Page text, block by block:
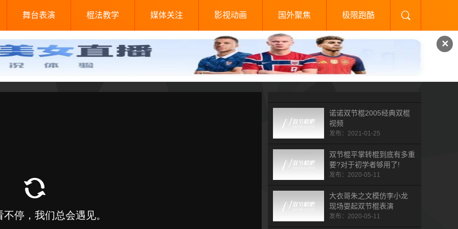
✕
舞台表演 棍法教学 媒体关注 影视动画 国外聚焦 极限跑酷
诺诺双节棍2005经典双棍
视频
发布：2021-01-25
双节棍平掌转棍到底有多重
要?对于初学者够用了!
发布：2020-05-11
大衣哥朱之文模仿李小龙
现场耍起双节棍表演
发布：2020-05-11